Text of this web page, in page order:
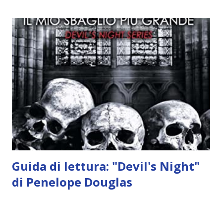
angelo puro, Elemiah. Ma, a differenza di cosa pensano,
l'angelo non ha intenzione di fare una strage, piuttosto è lì
per avvertili che Mikael non è più "l'angelo puro" che
credono e che potrebbe aver ucciso altri mezzi angeli, tipo
Rafael. A quelle parole, Haniel seguito da altri ibridi, si reca
nell'appartamento, senza risultati. Infine cercano nella
chiesetta. Lì trovano Rafael alle prese con gli angeli puri,
ma questa volta ...
Guida di lettura: "Devil's Night"
di Penelope Douglas